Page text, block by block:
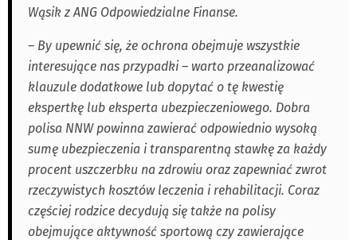
Wąsik z ANG Odpowiedzialne Finanse.
– By upewnić się, że ochrona obejmuje wszystkie
interesujące nas przypadki – warto przeanalizować
klauzule dodatkowe lub dopytać o tę kwestię
ekspertkę lub eksperta ubezpieczeniowego. Dobra
polisa NNW powinna zawierać odpowiednio wysoką
sumę ubezpieczenia i transparentną stawkę za każdy
procent uszczerbku na zdrowiu oraz zapewniać zwrot
rzeczywistych kosztów leczenia i rehabilitacji. Coraz
częściej rodzice decydują się także na polisy
obejmujące aktywność sportową czy zawierające